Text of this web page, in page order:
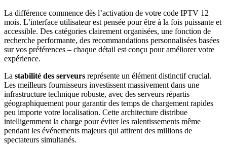
La différence commence dès l’activation de votre code IPTV 12
mois. L’interface utilisateur est pensée pour être à la fois puissante et
accessible. Des catégories clairement organisées, une fonction de
recherche performante, des recommandations personnalisées basées
sur vos préférences – chaque détail est conçu pour améliorer votre
expérience.
La stabilité des serveurs représente un élément distinctif crucial.
Les meilleurs fournisseurs investissent massivement dans une
infrastructure technique robuste, avec des serveurs répartis
géographiquement pour garantir des temps de chargement rapides
peu importe votre localisation. Cette architecture distribue
intelligemment la charge pour éviter les ralentissements même
pendant les événements majeurs qui attirent des millions de
spectateurs simultanés.